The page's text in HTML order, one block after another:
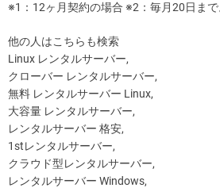
※1：12ヶ月契約の場合 ※2：毎月20日ま
他の人はこちらも検索
Linux レンタルサーバー,
クローバー レンタルサーバー,
無料 レンタルサーバー Linux,
大容量 レンタルサーバー,
レンタルサーバー 格安,
1stレンタルサーバー,
クラウド型レンタルサーバー,
レンタルサーバー Windows,